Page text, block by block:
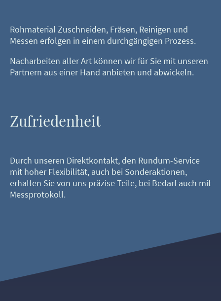
Rohmaterial Zuschneiden, Fräsen, Reinigen und
Messen erfolgen in einem durchgängigen Prozess.
Nacharbeiten aller Art können wir für Sie mit unseren
Partnern aus einer Hand anbieten und abwickeln.
Zufriedenheit
Durch unseren Direktkontakt, den Rundum-Service
mit hoher Flexibilität, auch bei Sonderaktionen,
erhalten Sie von uns präzise Teile, bei Bedarf auch mit
Messprotokoll.